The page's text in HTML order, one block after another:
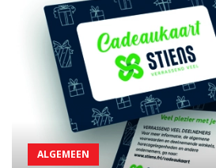
ALGEMEEN